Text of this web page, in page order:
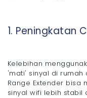
1. Peningkatan
Kelebihan
'mati' sinyal di rumah
Range Extender bisa
sinyal wifi lebih